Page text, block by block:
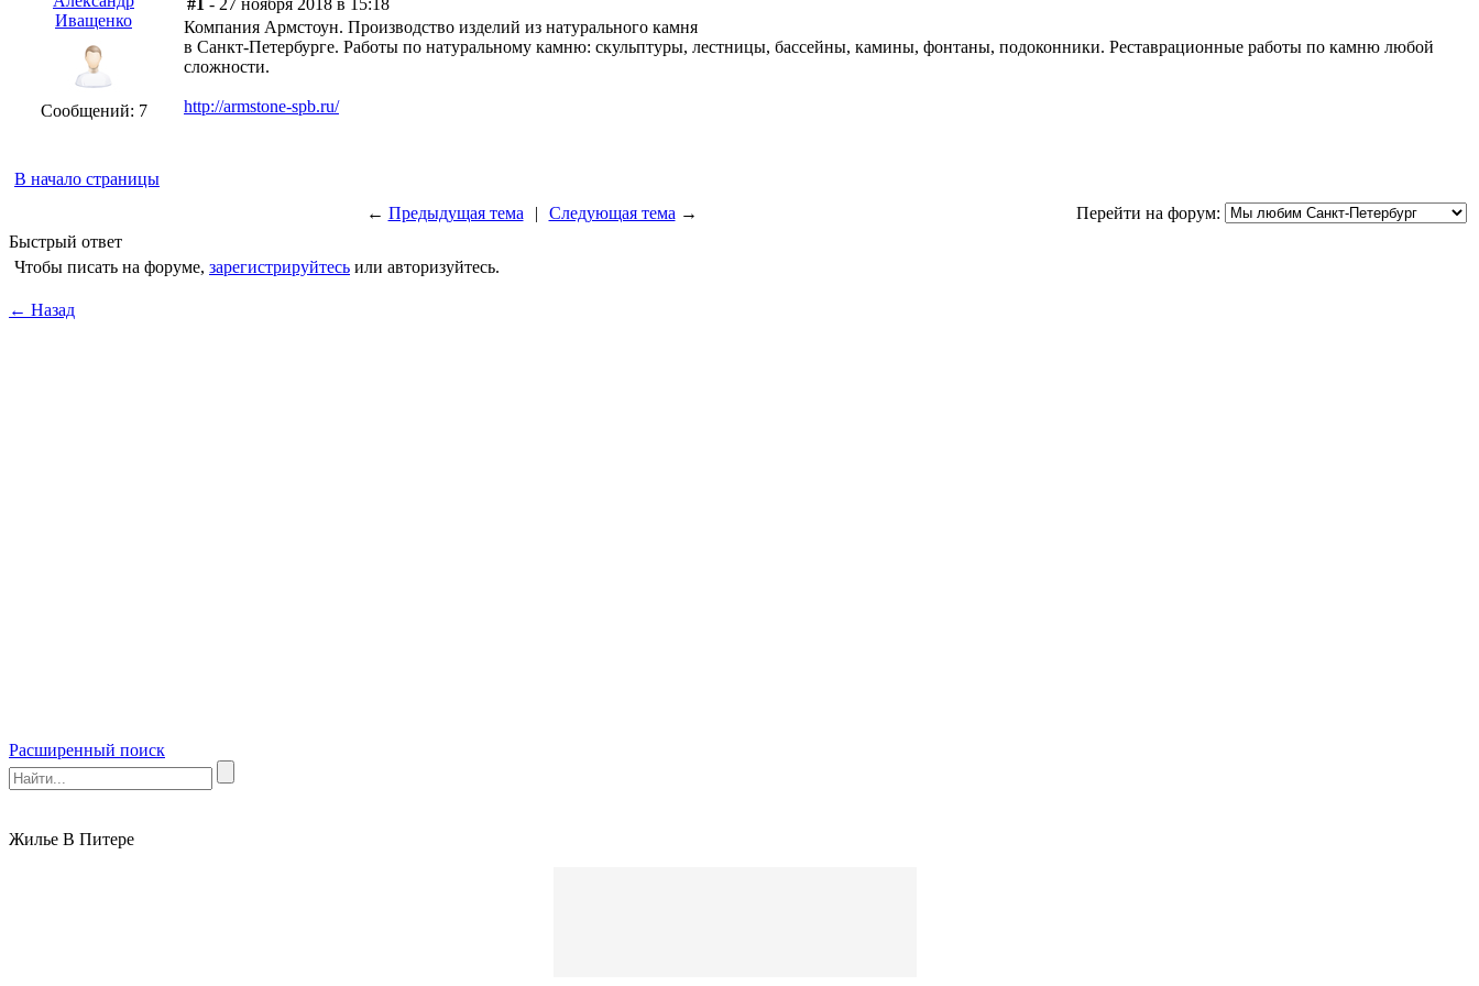
Иващенко
Сообщений: 7
Компания Армстоун. Производство изделий из натурального камня
в Санкт-Петербурге. Работы по натуральному камню: скульптуры, лестницы, бассейны, камины, фонтаны, подоконники. Реставрационные работы по камню любой
сложности.
http://armstone-spb.ru/
В начало страницы
← Предыдущая тема | Следующая тема →
Перейти на форум:
Быстрый ответ
Чтобы писать на форуме, зарегистрируйтесь или авторизуйтесь.
← Назад
Расширенный поиск
Жилье В Питере